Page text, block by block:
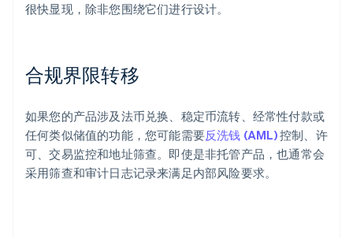
很快显现，除非您围绕它们进行设计。
合规界限转移
如果您的产品涉及法币兑换、稳定币流转、经常性付款或
任何类似储值的功能，您可能需要反洗钱 (AML)控制、许
可、交易监控和地址筛查。即使是非托管产品，也通常会
采用筛查和审计日志记录来满足内部风险要求。